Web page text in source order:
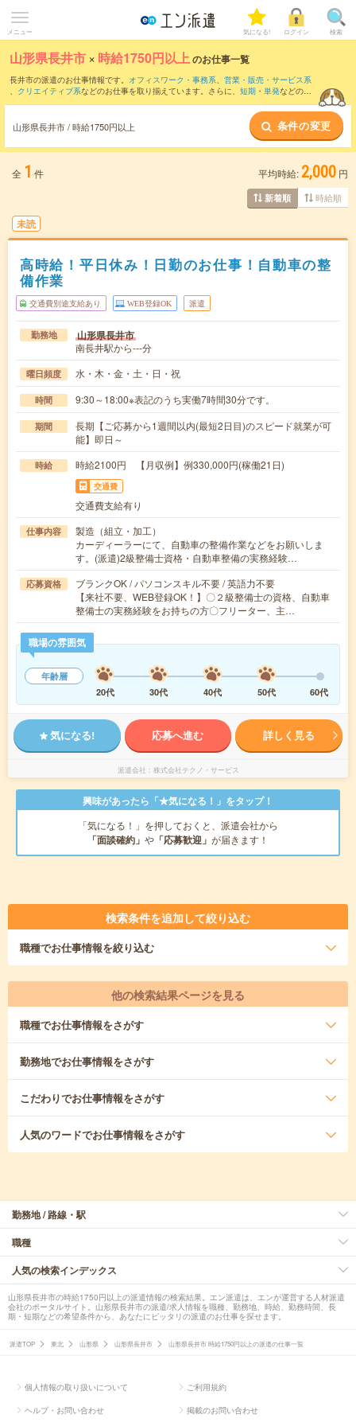
メニュー 気になる! ログイン 検索
山形県長井市 × 時給1750円以上のお仕事一覧
長井市の派遣のお仕事情報です。 オフィスワーク・事務系、 営業・販売・サービス系
、 クリエイティブ系などのお仕事を取り揃えています。さらに、 短期 ・ 単発などの期
山形県長井市 / 時給1750円以上 条件の変更
全 1 件 平均時給: 2,000 円
新着順 時給順
未読
高時給！平日休み！日勤のお仕事！自動車の整
備作業
交通費別途支給あり WEB登録OK 派遣
勤務地 山形県長井市
南長井駅から---分
曜日頻度 水・木・金・土・日・祝
時間 9:30～18:00※表記のうち実働7時間30分です。
期間
長期【ご応募から1週間以内(最短2日目)のスピード就業が可
能】即日～
時給 時給2100円 【月収例】例330,000円(稼働21日)
交通費
交通費支給有り
仕事内容
製造（組立・加工）
カーディーラーにて、自動車の整備作業などをお願いしま
す。(派遣)2級整備士資格・自動車整備の実務経験…
応募資格
ブランクOK / パソコンスキル不要 / 英語力不要
【来社不要、WEB登録OK！】〇２級整備士の資格、自動車
整備士の実務経験をお持ちの方〇フリーター、主…
職場の雰囲気
年齢層
20代
30代 40代 50代 60代
気になる! 応募へ進む 詳しく見る
派遣会社 株式会社テクノ・サービス
興味があったら「★気になる！」をタップ！
「気になる！」を押しておくと、派遣会社から
「面談確約」 や 「応募歓迎」 が届きます！
検索条件を追加して絞り込む
職種でお仕事情報を絞り込む
他の検索結果ページを見る
職種でお仕事情報をさがす
勤務地でお仕事情報をさがす
こだわりでお仕事情報をさがす
人気のワードでお仕事情報をさがす
勤務地 / 路線・駅
職種
人気の検索インデックス
山形県長井市の時給1750円以上の派遣情報の検索結果。エン派遣は、エンが運営する人材派遣
会社のポータルサイト。山形県長井市の派遣/求人情報を職種、勤務地、時給、勤務時間、長
期・短期などの希望条件から、あなたにピッタリの派遣のお仕事を探せます。
派遣TOP 東北 山形県 山形県長井市 山形県長井市 時給1750円以上の派遣の仕事一覧
個人情報の取り扱いについて ご利用規約
ヘルプ・お問い合わせ 掲載のお問い合わせ